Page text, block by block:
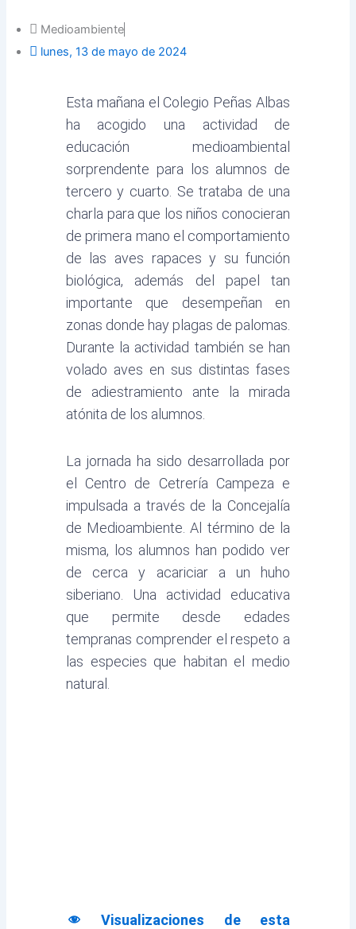
Medioambiente
lunes, 13 de mayo de 2024
Esta mañana el Colegio Peñas Albas
ha acogido una actividad de
educación medioambiental
sorprendente para los alumnos de
tercero y cuarto. Se trataba de una
charla para que los niños conocieran
de primera mano el comportamiento
de las aves rapaces y su función
biológica, además del papel tan
importante que desempeñan en
zonas donde hay plagas de palomas.
Durante la actividad también se han
volado aves en sus distintas fases
de adiestramiento ante la mirada
atónita de los alumnos.
La jornada ha sido desarrollada por
el Centro de Cetrería Campeza e
impulsada a través de la Concejalía
de Medioambiente. Al término de la
misma, los alumnos han podido ver
de cerca y acariciar a un huho
siberiano. Una actividad educativa
que permite desde edades
tempranas comprender el respeto a
las especies que habitan el medio
natural.
Visualizaciones de esta